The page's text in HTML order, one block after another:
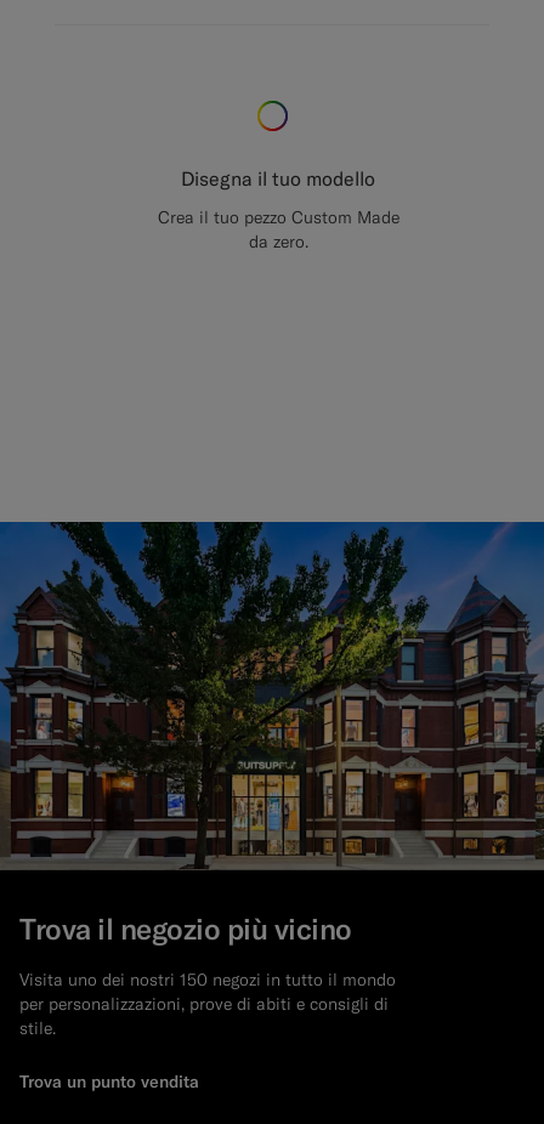
Disegna il tuo modello
Crea il tuo pezzo Custom Made
da zero.
Trova il negozio più vicino
Visita uno dei nostri 150 negozi in tutto il mondo
per personalizzazioni, prove di abiti e consigli di
stile.
Trova un punto vendita